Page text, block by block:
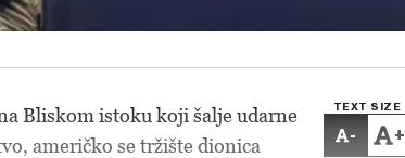
TEXT SIZE
- +
Bliskom istoku koji šalje udarne
američko se tržište dionica